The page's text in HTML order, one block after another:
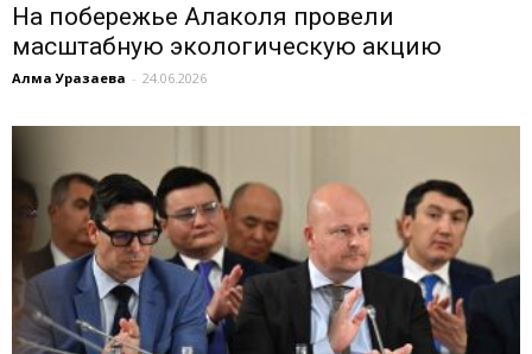
На побережье Алаколя провели
масштабную экологическую акцию
Алма Уразаева - 24.06.2026